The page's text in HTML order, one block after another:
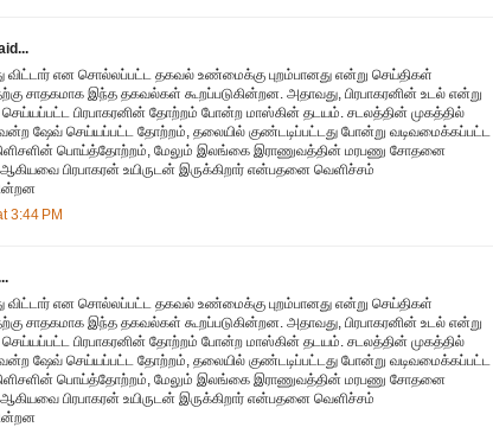
விட்டார் என சொல்லப்பட்ட தகவல் உண்மைக்கு புறம்பானது என்று செய்திகள்
சாதகமாக இந்த தகவல்கள் கூறப்படுகின்றன. அதாவது, பிரபாகரனின் உடல் என்று
பிரபாகரனின் தோற்றம் போன்ற மாஸ்கின் தடயம். சடலத்தின் முகத்தில்
ஷேவ் செய்யப்பட்ட தோற்றம், தலையில் குண்டடிப்பட்டது போன்று வடிவமைக்கப்பட்ட
பொய்த்தோற்றம், மேலும் இலங்கை இராணுவத்தின் மரபணு சோதனை
ஆகியவை பிரபாகரன் உயிருடன் இருக்கிறார் என்பதனை வெளிச்சம்
3:44 PM
விட்டார் என சொல்லப்பட்ட தகவல் உண்மைக்கு புறம்பானது என்று செய்திகள்
சாதகமாக இந்த தகவல்கள் கூறப்படுகின்றன. அதாவது, பிரபாகரனின் உடல் என்று
பிரபாகரனின் தோற்றம் போன்ற மாஸ்கின் தடயம். சடலத்தின் முகத்தில்
ஷேவ் செய்யப்பட்ட தோற்றம், தலையில் குண்டடிப்பட்டது போன்று வடிவமைக்கப்பட்ட
பொய்த்தோற்றம், மேலும் இலங்கை இராணுவத்தின் மரபணு சோதனை
ஆகியவை பிரபாகரன் உயிருடன் இருக்கிறார் என்பதனை வெளிச்சம்